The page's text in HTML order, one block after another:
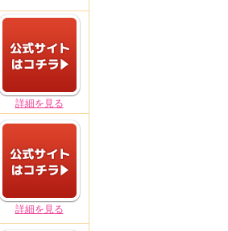
詳細を見る
詳細を見る